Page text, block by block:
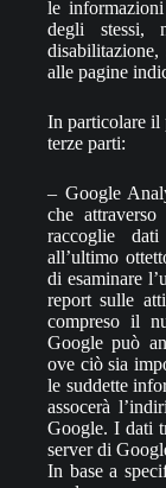
le
degli stessi,
alle pagine
In particolare il
terze parti:
– Google
che
raccoglie
all’ultimo
di esaminare
report sulle
compreso il
Google può
ove ciò sia
le suddette
assocerà
Google. I dati
server di
In base a